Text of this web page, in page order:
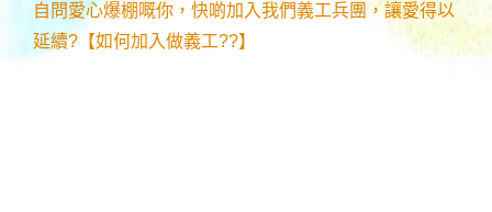
自問愛心爆棚嘅你，快啲加入我們義工兵團，讓愛得以
延續?【如何加入做義工??】